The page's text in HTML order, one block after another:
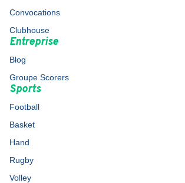
Convocations
Clubhouse
Entreprise
Blog
Groupe Scorers
Sports
Football
Basket
Hand
Rugby
Volley